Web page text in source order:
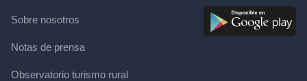
Sobre nosotros
Notas de prensa
Observatorio turismo rural